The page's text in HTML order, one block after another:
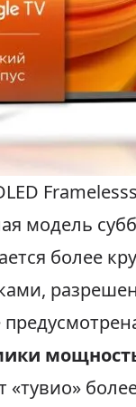
модель
более
«тувио»